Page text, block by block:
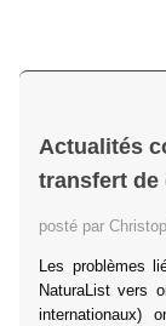
Actualités
transfert de
posté par
Les problèmes
NaturaList vers
internationaux)